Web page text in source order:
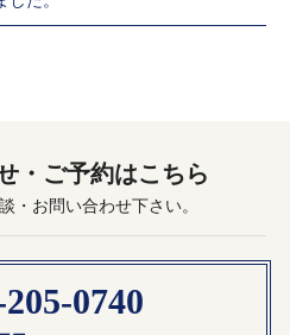
・ご予約はこちら
・お問い合わせ下さい。
205-0740